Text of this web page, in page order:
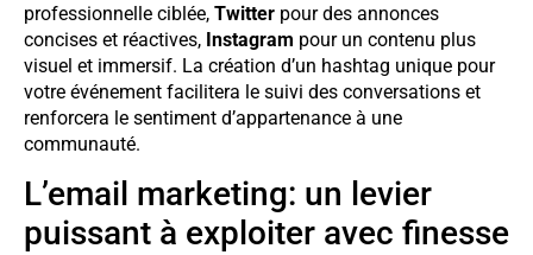
professionnelle ciblée, Twitter pour des annonces
concises et réactives, Instagram pour un contenu plus
visuel et immersif. La création d’un hashtag unique pour
votre événement facilitera le suivi des conversations et
renforcera le sentiment d’appartenance à une
communauté.
L’email marketing: un levier
puissant à exploiter avec finesse